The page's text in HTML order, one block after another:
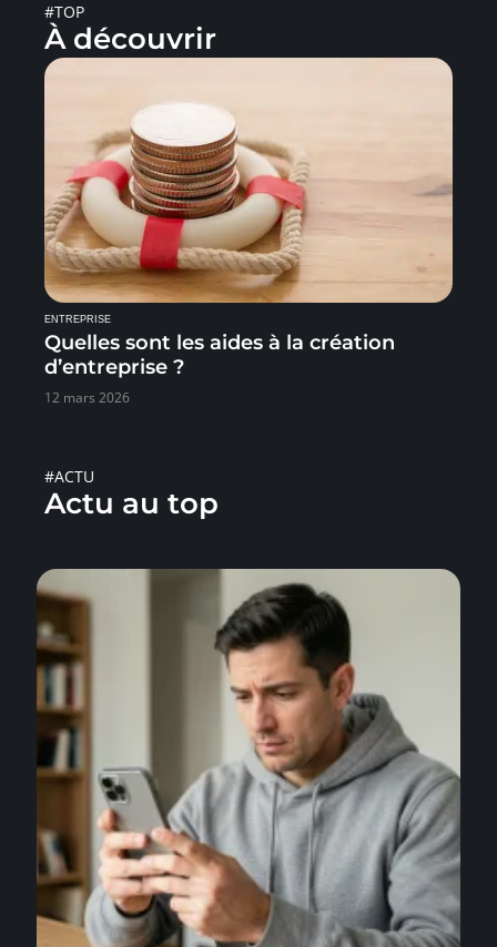
#TOP
À découvrir
ENTREPRISE
Quelles sont les aides à la création
d’entreprise ?
12 mars 2026
#ACTU
Actu au top